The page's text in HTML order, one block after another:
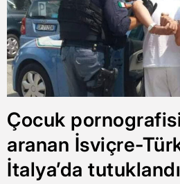
Çocuk
aranan İsviçre-
İtalya’da tutuklandı